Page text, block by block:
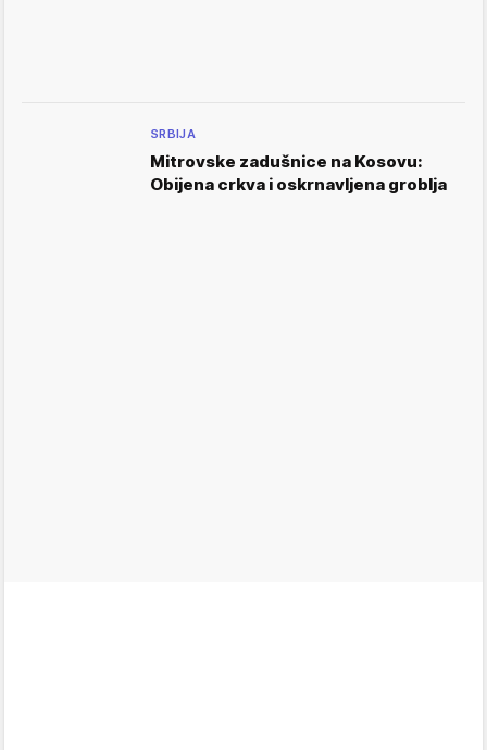
SRBIJA
Mitrovske zadušnice na Kosovu:
Obijena crkva i oskrnavljena groblja